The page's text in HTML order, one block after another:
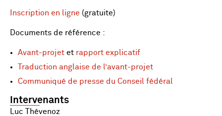
Inscription en ligne (gratuite)
Documents de référence :
Avant-projet et rapport explicatif
Traduction anglaise de l’avant-projet
Communiqué de presse du Conseil fédéral
Intervenants
Luc Thévenoz